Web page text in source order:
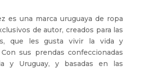
es una marca uruguaya de ropa
de autor, creados para las
que les gusta vivir la vida y
sus prendas confeccionadas
y Uruguay, y basadas en las